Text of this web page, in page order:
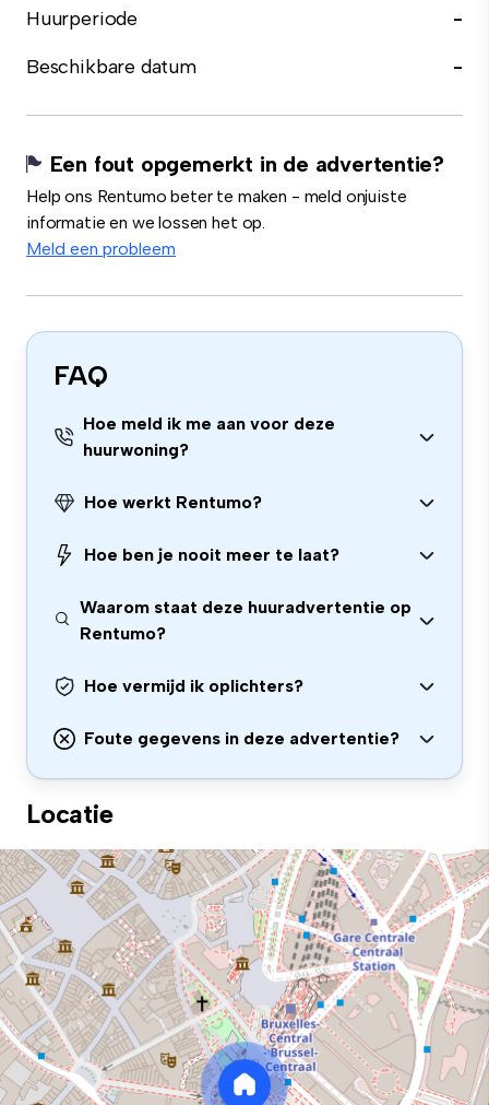
Huurperiode
-
Beschikbare datum
-
Een fout opgemerkt in de advertentie?
Help ons Rentumo beter te maken - meld onjuiste
informatie en we lossen het op.
Meld een probleem
FAQ
Hoe meld ik me aan voor deze
huurwoning?
Hoe werkt Rentumo?
Hoe ben je nooit meer te laat?
Waarom staat deze huuradvertentie op
Rentumo?
Hoe vermijd ik oplichters?
Foute gegevens in deze advertentie?
Locatie